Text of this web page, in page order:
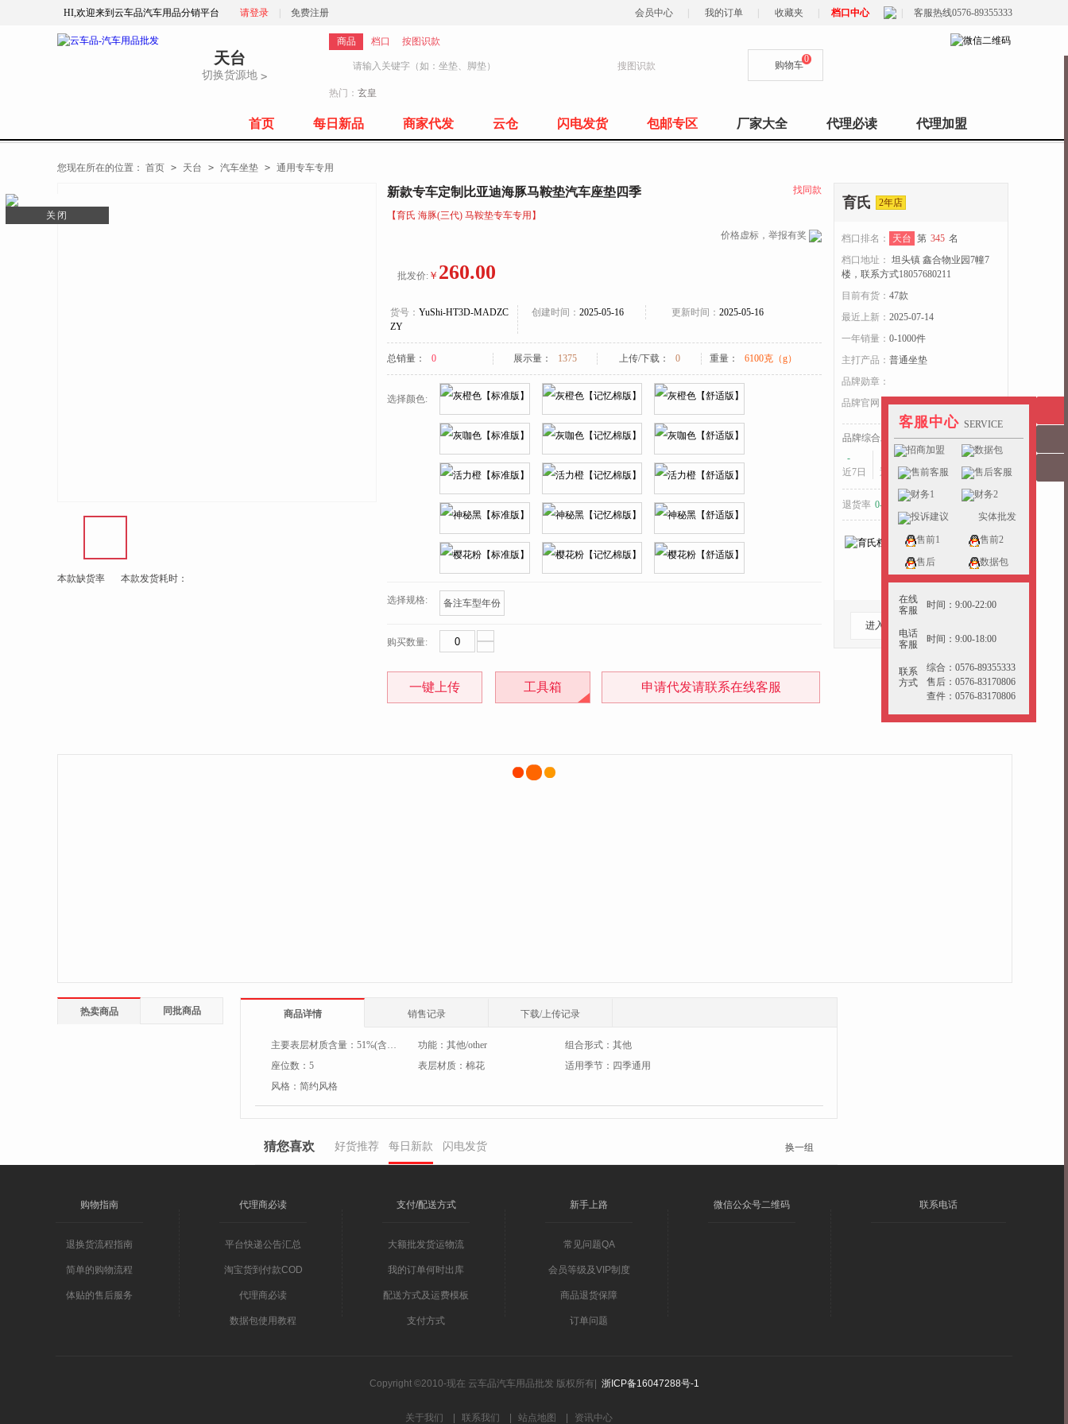
HI,欢迎来到云车品汽车用品分销平台 请登录 免费注册 会员中心 我的订单 收藏夹 档口中心 客服热线0576-89355333
天台
切换货源地 >
商品 档口 按图识款
搜图识款
热门： 玄皇
购物车
0
首页 每日新品 商家代发 云仓 闪电发货 包邮专区 厂家大全 代理必读 代理加盟
您现在所在的位置： 首页 > 天台 > 汽车坐垫 > 通用专车专用
本款缺货率 本款发货耗时：
新款专车定制比亚迪海豚马鞍垫汽车座垫四季 找同款
【育氏 海豚(三代) 马鞍垫专车专用】
价格虚标，举报有奖
批发价:￥ 260.00
货号： YuShi-HT3D-MADZC
ZY
创建时间： 2025-05-16 更新时间： 2025-05-16
总销量： 0 展示量： 1375 上传/下载： 0 重量： 6100克（g）
选择颜色:
选择规格: 备注车型年份
购买数量:
一键上传 工具箱 申请代发请联系在线客服
育氏 2年店
档口排名： 天台 第 345 名
档口地址： 坦头镇 鑫合物业园7幢7
楼，联系方式18057680211
目前有货： 47款
最近上新： 2025-07-14
一年销量： 0-1000件
主打产品： 普通坐垫
品牌勋章：
品牌官网：yushi.yunchepin.cn
品牌综合发货耗时：
-
近7日
近15日
-
近30日
退货率 0-5% 好于 的同行
进入档口
热卖商品 同批商品 商品详情 销售记录 下载/上传记录
主要表层材质含量： 51%(含)-60%(含) 功能： 其他/other 组合形式： 其他
座位数： 5 表层材质： 棉花 适用季节： 四季通用
风格： 简约风格
猜您喜欢 好货推荐 每日新款 闪电发货 换一组
购物指南
退换货流程指南
简单的购物流程
体贴的售后服务
代理商必读
平台快递公告汇总
淘宝货到付款COD
代理商必读
数据包使用教程
支付/配送方式
大额批发货运物流
我的订单何时出库
配送方式及运费模板
支付方式
新手上路
常见问题QA
会员等级及VIP制度
商品退货保障
订单问题
微信公众号二维码 联系电话
Copyright ©2010-现在 云车品汽车用品批发 版权所有| 浙ICP备16047288号-1
关于我们 联系我们 站点地图 资讯中心
关闭
客服中心 SERVICE
招商加盟 数据包
售前客服 售后客服
财务1 财务2
投诉建议 实体批发
售前1 售前2
售后 数据包
在线
客服
时间：9:00-22:00
电话
客服
时间：9:00-18:00
联系
方式
综合：0576-89355333
售后：0576-83170806
查件：0576-83170806